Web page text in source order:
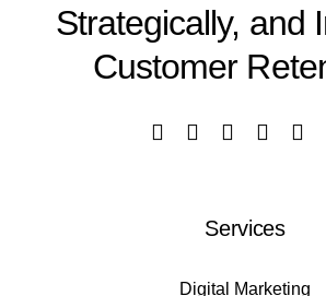
Strategically, and
Customer
Services
Digital Marketing